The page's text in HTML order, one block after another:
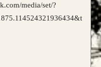
media/set/?